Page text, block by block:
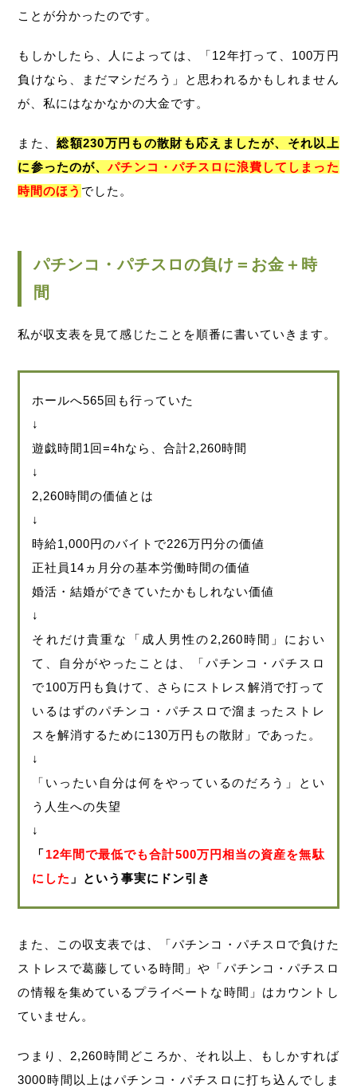
ことが分かったのです。
もしかしたら、人によっては、「12年打って、100万円
負けなら、まだマシだろう」と思われるかもしれません
が、私にはなかなかの大金です。
また、総額230万円もの散財も応えましたが、それ以上
に参ったのが、パチンコ・パチスロに浪費してしまった
時間のほう でした。
パチンコ・パチスロの負け＝お金＋時
間
私が収支表を見て感じたことを順番に書いていきます。
ホールへ565回も行っていた
↓
遊戯時間1回=4hなら、合計2,260時間
↓
2,260時間の価値とは
↓
時給1,000円のバイトで226万円分の価値
正社員14ヵ月分の基本労働時間の価値
婚活・結婚ができていたかもしれない価値
↓
それだけ貴重な「成人男性の2,260時間」におい
て、自分がやったことは、「パチンコ・パチスロ
で100万円も負けて、さらにストレス解消で打って
いるはずのパチンコ・パチスロで溜まったストレ
スを解消するために130万円もの散財」であった。
↓
「いったい自分は何をやっているのだろう」とい
う人生への失望
↓
「 12年間で最低でも合計500万円相当の資産を無駄
にした 」という事実にドン引き
また、この収支表では、「パチンコ・パチスロで負けた
ストレスで葛藤している時間」や「パチンコ・パチスロ
の情報を集めているプライベートな時間」はカウントし
ていません。
つまり、2,260時間どころか、それ以上、もしかすれば
3000時間以上はパチンコ・パチスロに打ち込んでしま